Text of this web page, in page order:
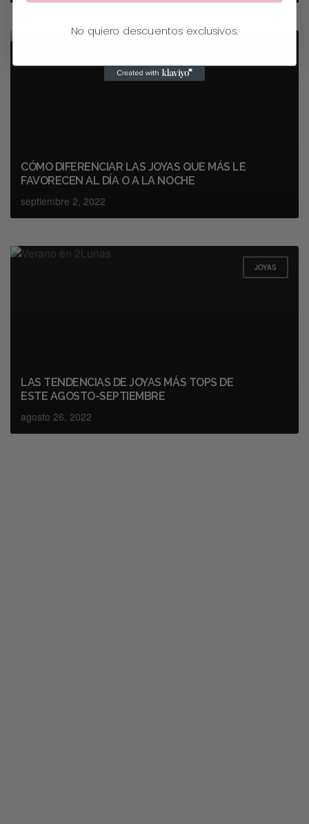
CÓMO DIFERENCIAR LAS JOYAS QUE MÁS LE
FAVORECEN AL DÍA O A LA NOCHE
septiembre 2, 2022
JOYAS
LAS TENDENCIAS DE JOYAS MÁS TOPS DE
ESTE AGOSTO-SEPTIEMBRE
agosto 26, 2022
No quiero descuentos exclusivos.